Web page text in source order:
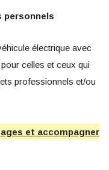
personnels
électrique avec
celles et ceux qui
professionnels et/ou
et accompagner